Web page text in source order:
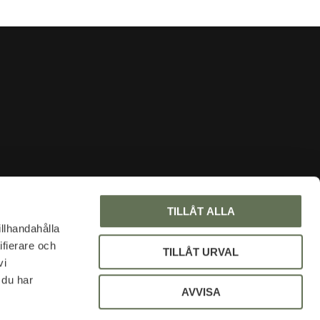
och
har
TILLÅT ALLA
TILLÅT URVAL
AVVISA
About us
Blog
Policy and cookies